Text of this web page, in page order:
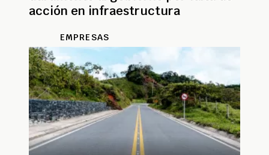
acción en infraestructura
EMPRESAS